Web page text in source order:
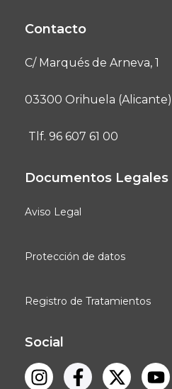
Contacto
C/ Marqués de Arneva, 1
03300 Orihuela (Alicante)
Tlf. 96 607 61 00
Documentos Legales
Aviso Legal
Protección de datos
Registro de Tratamientos
Social